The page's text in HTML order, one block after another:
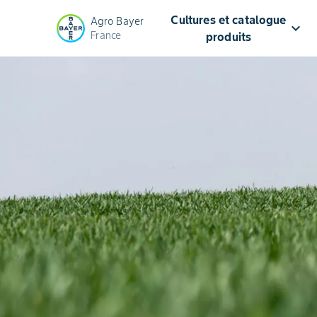
Agro Bayer
France
Cultures et catalogue
produits
keyboard_arrow_down